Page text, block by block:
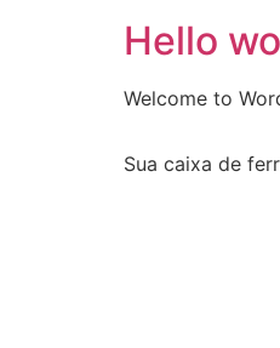
Hello
Welcome to
Sua caixa de